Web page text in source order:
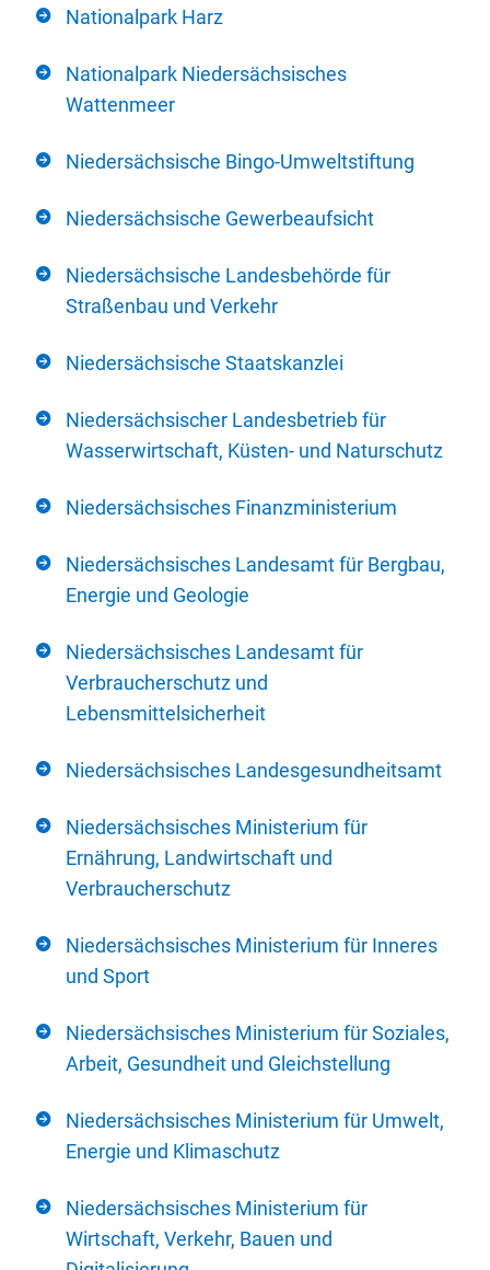
Nationalpark Harz
Nationalpark Niedersächsisches
Wattenmeer
Niedersächsische Bingo-Umweltstiftung
Niedersächsische Gewerbeaufsicht
Niedersächsische Landesbehörde für
Straßenbau und Verkehr
Niedersächsische Staatskanzlei
Niedersächsischer Landesbetrieb für
Wasserwirtschaft, Küsten- und Naturschutz
Niedersächsisches Finanzministerium
Niedersächsisches Landesamt für Bergbau,
Energie und Geologie
Niedersächsisches Landesamt für
Verbraucherschutz und
Lebensmittelsicherheit
Niedersächsisches Landesgesundheitsamt
Niedersächsisches Ministerium für
Ernährung, Landwirtschaft und
Verbraucherschutz
Niedersächsisches Ministerium für Inneres
und Sport
Niedersächsisches Ministerium für Soziales,
Arbeit, Gesundheit und Gleichstellung
Niedersächsisches Ministerium für Umwelt,
Energie und Klimaschutz
Niedersächsisches Ministerium für
Wirtschaft, Verkehr, Bauen und